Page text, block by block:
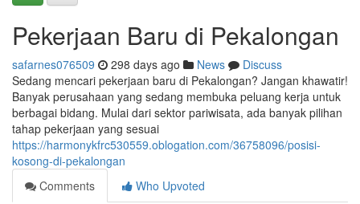
Pekerjaan Baru di Pekalongan
safarnes076509 298 days ago News
Discuss
Sedang mencari pekerjaan baru di Pekalongan? Jangan khawatir!
Banyak perusahaan yang sedang membuka peluang kerja untuk
berbagai bidang. Mulai dari sektor pariwisata, ada banyak pilihan
tahap pekerjaan yang sesuai
https://harmonykfrc530559.oblogation.com/36758096/posisi-
kosong-di-pekalongan
Comments
Who Upvoted